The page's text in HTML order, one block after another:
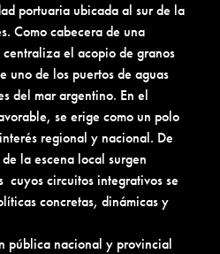
portuaria ubicada al sur de la
Como cabecera de una
el acopio de granos
uno de los puertos de aguas
del mar argentino. En el
se erige como un polo
regional y nacional. De
la escena local surgen
cuyos circuitos integrativos se
concretas, dinámicas y
pública nacional y provincial